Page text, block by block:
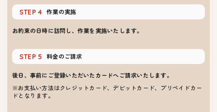
STEP 4 作業の実施
お約束の日時に訪問し、作業を実施いたします。
STEP 5 料金のご請求
後日、事前にご登録いただいたカードへご請求いたします。
※お支払い方法はクレジットカード、デビットカード、プリペイドカー
ドとなります。